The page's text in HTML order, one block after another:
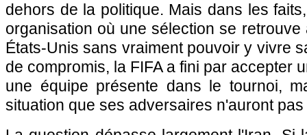
dehors de la politique. Mais dans les
organisation où une sélection se
États-Unis sans vraiment pouvoir y vivre
de compromis, la FIFA a fini par accepter
une équipe présente dans le tournoi,
situation que ses adversaires n'auront pas